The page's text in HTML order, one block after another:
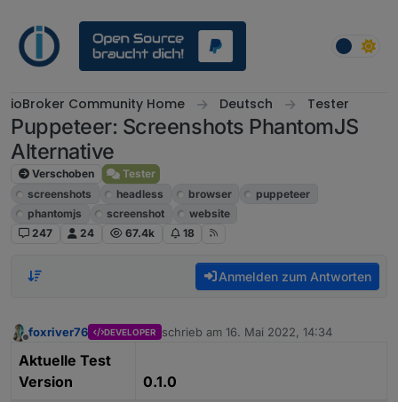
ioBroker Community Home Deutsch Tester
Puppeteer: Screenshots PhantomJS
Alternative
Verschoben
Tester
screenshots
headless browser
puppeteer
phantomjs
screenshot
website
247
24 67.4k 18
Anmelden zum Antworten
foxriver76 DEVELOPER schrieb am 16. Mai 2022, 14:34
zuletzt editiert von
Aktuelle Test
Version
0.1.0